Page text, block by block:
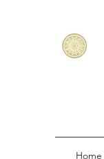
Home